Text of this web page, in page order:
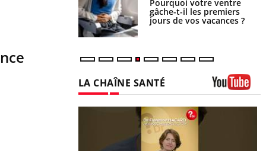
Pourquoi votre ventre
gâche-t-il les premiers
jours de vos vacances ?
LA CHAÎNE SANTÉ